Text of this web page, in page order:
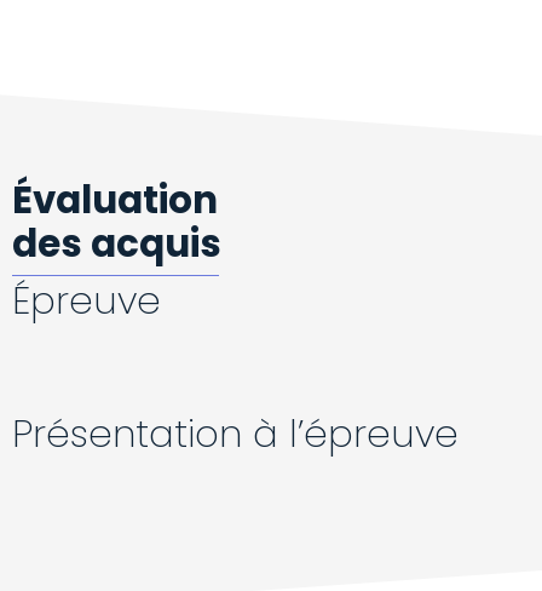
Évaluation
des acquis
Épreuve
Présentation à l’épreuve